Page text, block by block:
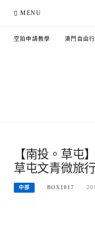
MENU
空拍申請教學 澳門自由行
【南投。草屯
草屯文青微旅行
中部 BOX1817